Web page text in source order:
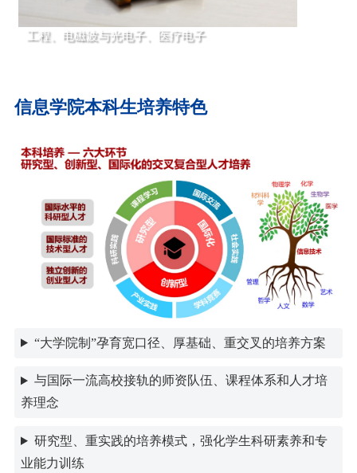
1、学科方向：集成电路、信息与通信工程、电气
工程、电磁波与光电子、医疗电子
构、电路与器件）、新能源和能效管理、智能医学
信息处理等前沿研究领域，致力于为长三角地区集
才。
信息学院本科生培养特色
“大学院制”孕育宽口径、厚基础、重交叉的培养方案
与国际一流高校接轨的师资队伍、课程体系和人才培
养理念
研究型、重实践的培养模式，强化学生科研素养和专
业能力训练